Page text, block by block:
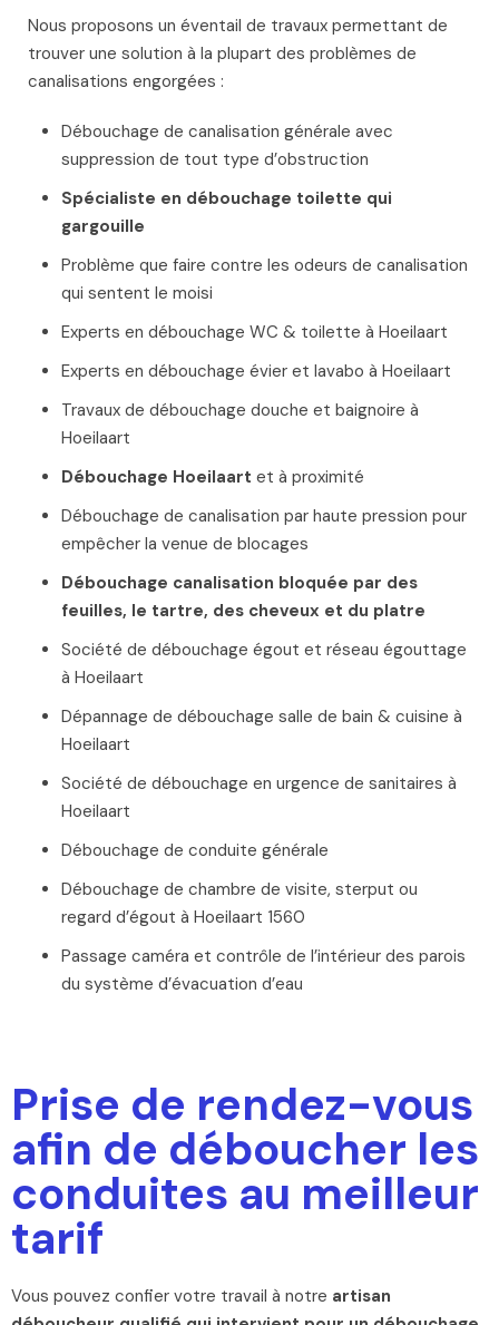
Nous proposons un éventail de travaux permettant de
trouver une solution à la plupart des problèmes de
canalisations engorgées :
Débouchage de canalisation générale avec
suppression de tout type d’obstruction
Spécialiste en débouchage toilette qui
gargouille
Problème que faire contre les odeurs de canalisation
qui sentent le moisi
Experts en débouchage WC & toilette à Hoeilaart
Experts en débouchage évier et lavabo à Hoeilaart
Travaux de débouchage douche et baignoire à
Hoeilaart
Débouchage Hoeilaart et à proximité
Débouchage de canalisation par haute pression pour
empêcher la venue de blocages
Débouchage canalisation bloquée par des
feuilles, le tartre, des cheveux et du platre
Société de débouchage égout et réseau égouttage
à Hoeilaart
Dépannage de débouchage salle de bain & cuisine à
Hoeilaart
Société de débouchage en urgence de sanitaires à
Hoeilaart
Débouchage de conduite générale
Débouchage de chambre de visite, sterput ou
regard d’égout à Hoeilaart 1560
Passage caméra et contrôle de l’intérieur des parois
du système d’évacuation d’eau
Prise de rendez-vous
afin de déboucher les
conduites au meilleur
tarif
Vous pouvez confier votre travail à notre artisan